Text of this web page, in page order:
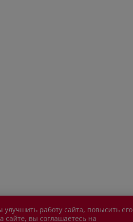
работу сайта, повысить его
сайте, вы соглашаетесь на